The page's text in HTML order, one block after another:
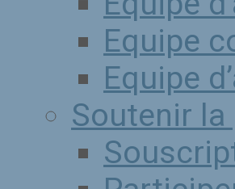
Equipe
Equipe
Soutenir